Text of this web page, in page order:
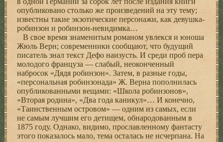
опубликовано столько же произведений на эту тему;
известны такие экзотические персонажи, как девушка-
робинзон и робинзон-невидимка…
В свое время знаменитым романом увлекся и юноша
Жюль Верн; современники сообщают, что будущий
писатель знал текст Дефо наизусть. И среди проб пера
молодого француза — слабый, неоконченный
набросок «Дядя робинзон». Затем, в разные годы,
«персональная робинзонада» Ж. Верна пополнилась
опубликованными вещами: «Школа робинзонов»,
«Вторая родина», «Два года каникул»… И конечно,
«Таинственным островом» — одним из самых, если
не самым лучшим его детищем, обнародованным в
1875 году. Однако, видимо, прославленному фантасту
этого показалось мало, тема осталась не исчерпана. На